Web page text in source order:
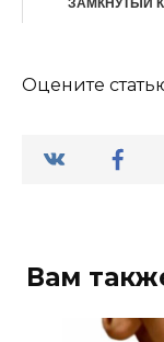
ЗАМКНУТЫЙ
Оцените
Вам